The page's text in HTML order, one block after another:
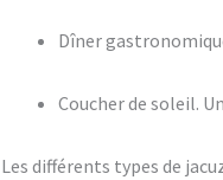
Dîner
Coucher de soleil.
Les différents types de